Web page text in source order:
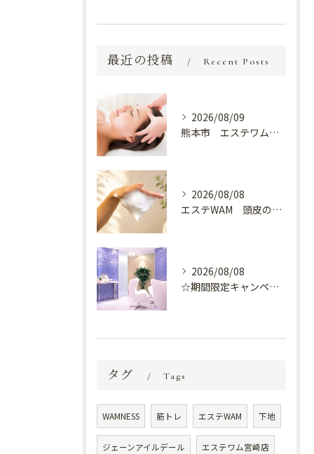
最近の投稿 Recent Posts
2026/08/09
熊本市 エステワム熊本店 癒しのクールヘッドマッサージ♬
2026/08/08
エステWAM 頭皮の健康
2026/08/08
☆期間限定キャンペーン開催中☆
タグ Tags
WAMNESS 筋トレ エステWAM 下地
ジェーンアイルデール エステワム宮崎店